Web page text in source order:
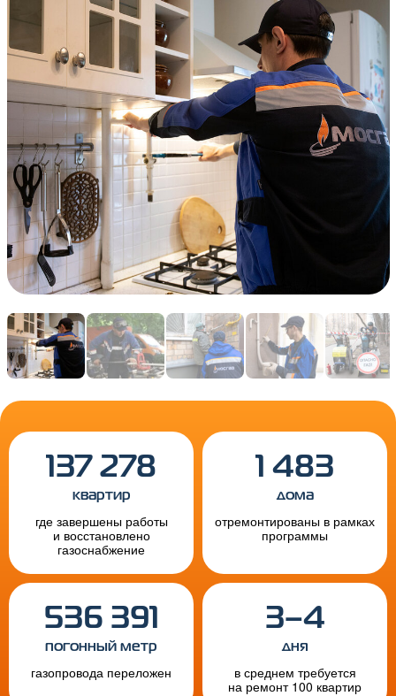
137 278
квартир
где завершены работы
и восстановлено
газоснабжение
1 483
дома
отремонтированы в рамках
программы
536 391
погонный метр
газопровода переложен
3–4
дня
в среднем требуется
на ремонт 100 квартир